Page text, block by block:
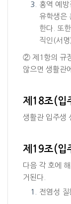
홍역 예방
유학생은
한다. 또
직인(서
② 제1항의 규
않으면 생활관
제18조(입
생활관 입주생
제19조(입
다음 각 호에
거된다.
전염성 질